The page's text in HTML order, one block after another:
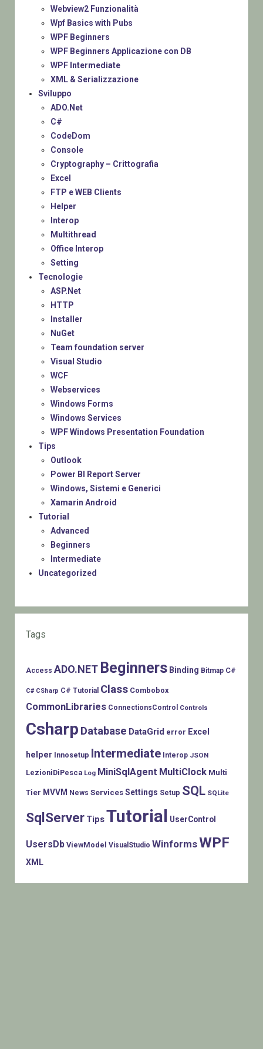
Webview2 Funzionalità
Wpf Basics with Pubs
WPF Beginners
WPF Beginners Applicazione con DB
WPF Intermediate
XML & Serializzazione
Sviluppo
ADO.Net
C#
CodeDom
Console
Cryptography – Crittografia
Excel
FTP e WEB Clients
Helper
Interop
Multithread
Office Interop
Setting
Tecnologie
ASP.Net
HTTP
Installer
NuGet
Team foundation server
Visual Studio
WCF
Webservices
Windows Forms
Windows Services
WPF Windows Presentation Foundation
Tips
Outlook
Power BI Report Server
Windows, Sistemi e Generici
Xamarin Android
Tutorial
Advanced
Beginners
Intermediate
Uncategorized
Tags
Access ADO.NET Beginners Binding Bitmap C#
C# CSharp C# Tutorial Class Combobox
CommonLibraries ConnectionsControl Controls
Csharp Database DataGrid error Excel
helper Innosetup Intermediate Interop JSON
LezioniDiPesca Log MiniSqlAgent MultiClock Multi
Tier MVVM News Services Settings Setup SQL SQLite
SqlServer TipsTutorial UserControl
UsersDb ViewModel VisualStudio WinformsWPF
XML